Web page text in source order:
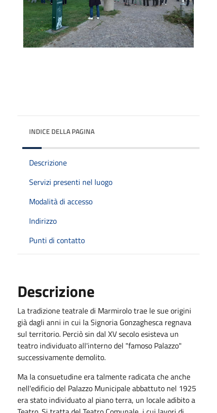
INDICE DELLA PAGINA
Descrizione
Servizi presenti nel luogo
Modalità di accesso
Indirizzo
Punti di contatto
Descrizione
La tradizione teatrale di Marmirolo trae le sue origini
già dagli anni in cui la Signoria Gonzaghesca regnava
sul territorio. Perciò sin dal XV secolo esisteva un
teatro individuato all'interno del "famoso Palazzo"
successivamente demolito.
Ma la consuetudine era talmente radicata che anche
nell'edificio del Palazzo Municipale abbattuto nel 1925
era stato individuato al piano terra, un locale adibito a